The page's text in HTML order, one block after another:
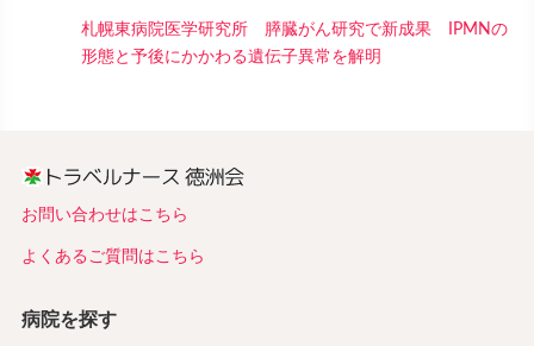
札幌東病院医学研究所 膵臓がん研究で新成果 IPMNの
形態と予後にかかわる遺伝子異常を解明
お問い合わせはこちら
よくあるご質問はこちら
病院を探す